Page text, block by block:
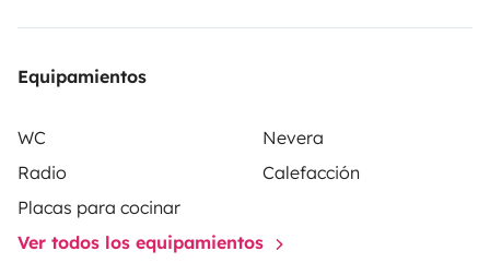
Equipamientos
WC
Nevera
Radio
Calefacción
Placas para cocinar
Ver todos los equipamientos